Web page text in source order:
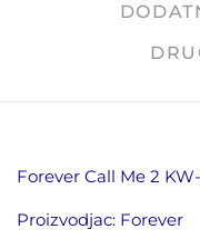
Forever Call Me 2
Proizvodjac: Forever